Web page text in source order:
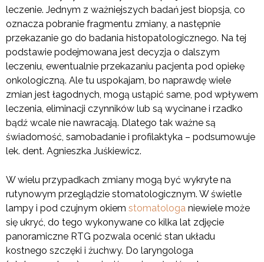
leczenie. Jednym z ważniejszych badań jest biopsja, co
oznacza pobranie fragmentu zmiany, a następnie
przekazanie go do badania histopatologicznego. Na tej
podstawie podejmowana jest decyzja o dalszym
leczeniu, ewentualnie przekazaniu pacjenta pod opiekę
onkologiczną. Ale tu uspokajam, bo naprawdę wiele
zmian jest łagodnych, mogą ustąpić same, pod wpływem
leczenia, eliminacji czynników lub są wycinane i rzadko
bądź wcale nie nawracają. Dlatego tak ważne są
świadomość, samobadanie i profilaktyka – podsumowuje
lek. dent. Agnieszka Juśkiewicz.
W wielu przypadkach zmiany mogą być wykryte na
rutynowym przeglądzie stomatologicznym. W świetle
lampy i pod czujnym okiem stomatologa niewiele może
się ukryć, do tego wykonywane co kilka lat zdjęcie
panoramiczne RTG pozwala ocenić stan układu
kostnego szczęki i żuchwy. Do laryngologa